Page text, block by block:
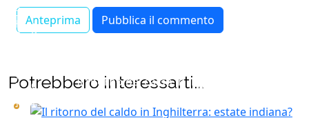
Potrebbero interessarti...
B
l
]
Il ritorno del caldo in Inghilterra:
[
B
g
]
[
B
g
]